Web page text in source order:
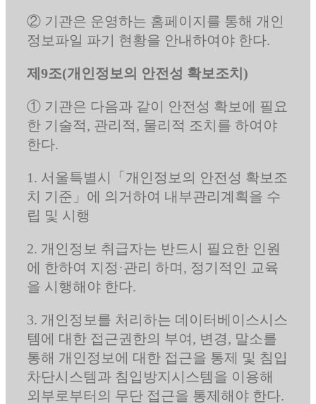
② 기관은 운영하는 홈페이지를 통해 개인
정보파일 파기 현황을 안내하여야 한다.
제9조(개인정보의 안전성 확보조치)
① 기관은 다음과 같이 안전성 확보에 필요
한 기술적, 관리적, 물리적 조치를 하여야
한다.
1. 서울특별시「개인정보의 안전성 확보조
치 기준」에 의거하여 내부관리계획을 수
립 및 시행
2. 개인정보 취급자는 반드시 필요한 인원
에 한하여 지정·관리 하며, 정기적인 교육
을 시행해야 한다.
3. 개인정보를 처리하는 데이터베이스시스
템에 대한 접근권한의 부여, 변경, 말소를
통해 개인정보에 대한 접근을 통제 및 침입
차단시스템과 침입방지시스템을 이용해
외부로부터의 무단 접근을 통제해야 한다.